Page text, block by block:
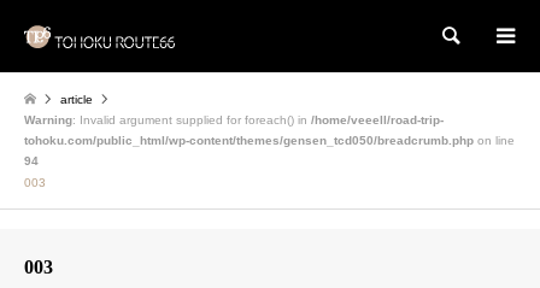
検索
article
Warning: Invalid argument supplied for foreach() in /home/veeell/road-trip-
tohoku.com/public_html/wp-content/themes/gensen_tcd050/breadcrumb.php on line
94
003
003